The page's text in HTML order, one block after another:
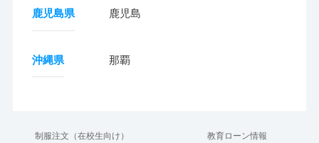
鹿児島県 鹿児島
沖縄県 那覇
制服注文（在校生向け） 教育ローン情報